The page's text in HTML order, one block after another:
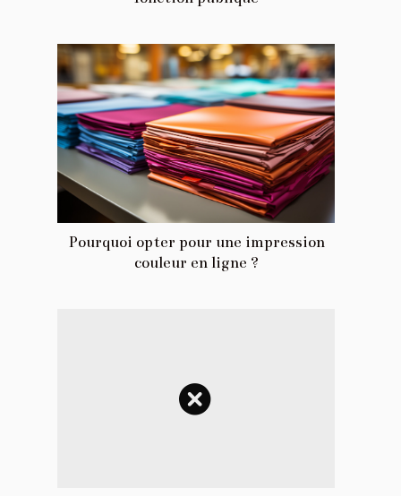
Pourquoi opter pour une impression
couleur en ligne ?